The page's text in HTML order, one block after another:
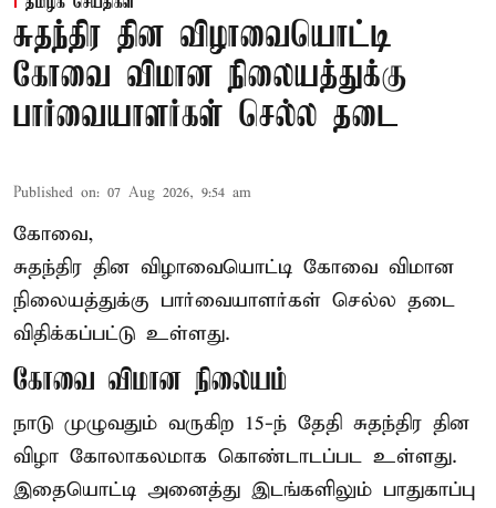
சுதந்திர தின விழாவையொட்டி
கோவை விமான நிலையத்துக்கு
பார்வையாளர்கள் செல்ல தடை
Published on: 07 Aug 2026, 9:54 am
கோவை,
சுதந்திர தின விழாவையொட்டி கோவை விமான
நிலையத்துக்கு பார்வையாளர்கள் செல்ல தடை
விதிக்கப்பட்டு உள்ளது.
கோவை விமான நிலையம்
நாடு முழுவதும் வருகிற 15-ந் தேதி சுதந்திர தின
விழா கோலாகலமாக கொண்டாடப்பட உள்ளது.
இதையொட்டி அனைத்து இடங்களிலும் பாதுகாப்பு